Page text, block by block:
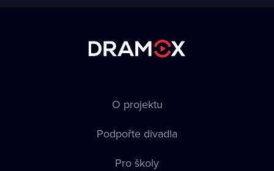
O projektu
Podpořte divadla
Pro školy